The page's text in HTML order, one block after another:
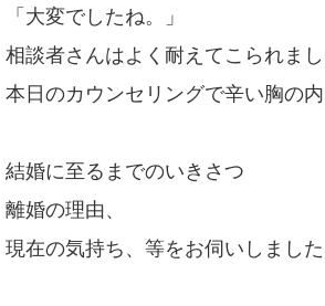
「大変でしたね。」
相談者さんはよく耐えてこられまし
本日のカウンセリングで辛い胸の
結婚に至るまでのいきさつ
離婚の理由、
現在の気持ち、等をお伺いしました